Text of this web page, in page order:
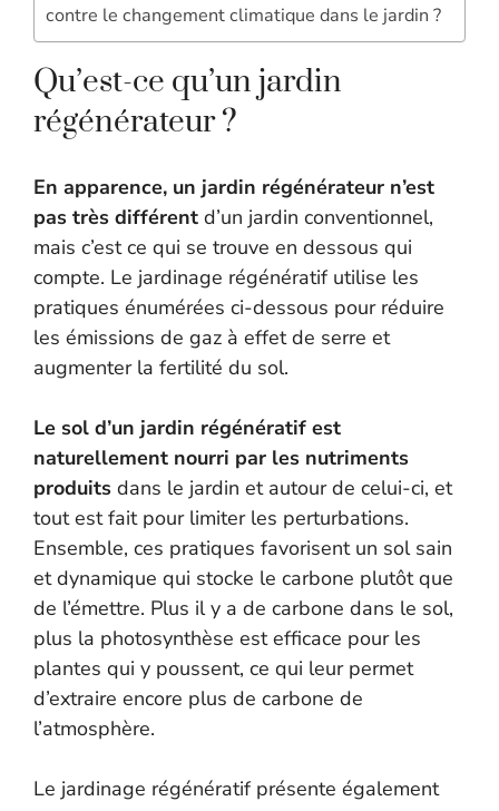
contre le changement climatique dans le jardin ?
Qu’est-ce qu’un jardin
régénérateur ?
En apparence, un jardin régénérateur n’est
pas très différent d’un jardin conventionnel,
mais c’est ce qui se trouve en dessous qui
compte. Le jardinage régénératif utilise les
pratiques énumérées ci-dessous pour réduire
les émissions de gaz à effet de serre et
augmenter la fertilité du sol.
Le sol d’un jardin régénératif est
naturellement nourri par les nutriments
produits dans le jardin et autour de celui-ci, et
tout est fait pour limiter les perturbations.
Ensemble, ces pratiques favorisent un sol sain
et dynamique qui stocke le carbone plutôt que
de l’émettre. Plus il y a de carbone dans le sol,
plus la photosynthèse est efficace pour les
plantes qui y poussent, ce qui leur permet
d’extraire encore plus de carbone de
l’atmosphère.
Le jardinage régénératif présente également